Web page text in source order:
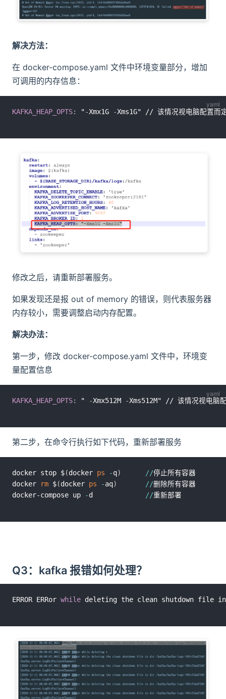
解决方法：
在 docker-compose.yaml 文件中环境变量部分，增加
可调用的内存信息：
KAFKA_HEAP_OPTS: "-Xmx1G -
修改之后，请重新部署服务。​
如果发现还是报 out of memory 的错误，则代表服务器
内存较小，需要调整启动内存配置。​
解决办法：
第一步，修改 docker-compose.yaml 文件中，环境变
量配置信息
KAFKA_HEAP_OPTS: " -Xmx512M -
第二步，在命令行执行如下代码，重新部署服务
docker stop $(docker ps -q) //停止所有容器
docker
rm $(docker ps -aq) //删除所有容器
docker-compose up
-d //
Q3：kafka 报错如何处理？
ERROR ERRor while deleting the clean shutdown file